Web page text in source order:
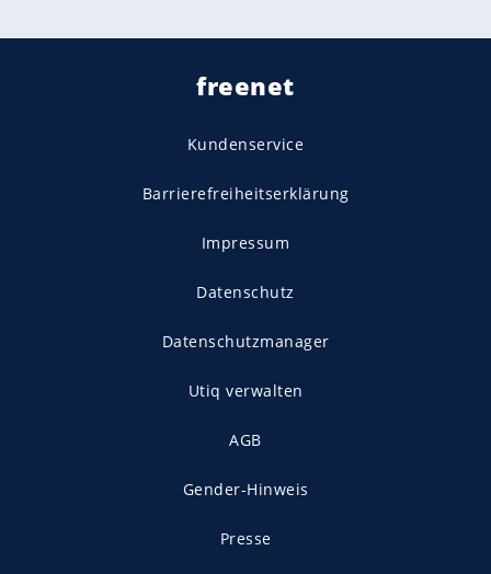
freenet
Kundenservice
Barrierefreiheitserklärung
Impressum
Datenschutz
Datenschutzmanager
Utiq verwalten
AGB
Gender-Hinweis
Presse